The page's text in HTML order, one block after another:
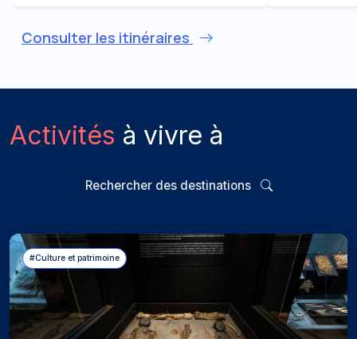
Consulter les itinéraires
Activités à vivre à
Rechercher des destinations
#Culture et patrimoine